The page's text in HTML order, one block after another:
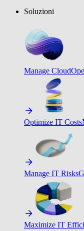
Soluzioni
Manage Cloud
Optimize IT Costs
Manage IT Risks
Maximize IT